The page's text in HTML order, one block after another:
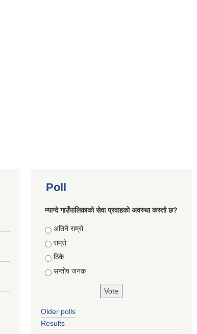
Poll
म्याग्दे गाउँपालिकाको सेवा प्रवाहको अवस्था कस्तो छ?
Choices
अतिनै राम्रो
राम्रो
ठिकै
सन्तोष जनक
Older polls
Results